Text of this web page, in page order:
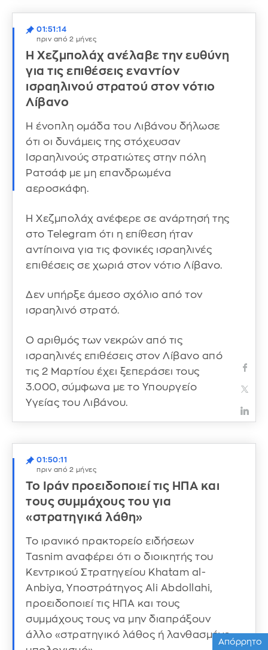
01:51:14
πριν από 2 μήνες
Η Χεζμπολάχ ανέλαβε την ευθύνη
για τις επιθέσεις εναντίον
ισραηλινού στρατού στον νότιο
Λίβανο
Η ένοπλη ομάδα του Λιβάνου δήλωσε
ότι οι δυνάμεις της στόχευσαν
Ισραηλινούς στρατιώτες στην πόλη
Ρατσάφ με μη επανδρωμένα
αεροσκάφη.
Η Χεζμπολάχ ανέφερε σε ανάρτησή της
στο Telegram ότι η επίθεση ήταν
αντίποινα για τις φονικές ισραηλινές
επιθέσεις σε χωριά στον νότιο Λίβανο.
Δεν υπήρξε άμεσο σχόλιο από τον
ισραηλινό στρατό.
Ο αριθμός των νεκρών από τις
ισραηλινές επιθέσεις στον Λίβανο από
τις 2 Μαρτίου έχει ξεπεράσει τους
3.000, σύμφωνα με το Υπουργείο
Υγείας του Λιβάνου.
01:50:11
πριν από 2 μήνες
Το Ιράν προειδοποιεί τις ΗΠΑ και
τους συμμάχους του για
«στρατηγικά λάθη»
Το ιρανικό πρακτορείο ειδήσεων
Tasnim αναφέρει ότι ο διοικητής του
Κεντρικού Στρατηγείου Khatam al-
Anbiya, Υποστράτηγος Ali Abdollahi,
προειδοποιεί τις ΗΠΑ και τους
συμμάχους τους να μην διαπράξουν
άλλο «στρατηγικό λάθος ή λανθασμένο
Απόρρητο